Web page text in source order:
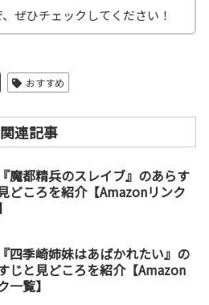
ぜひチェックしてください！
おすすめ
関連記事
魔都精兵のスレイブ』のあらす
どころを紹介【Amazonリンク
四季崎姉妹はあばかれたい』の
じと見どころを紹介【Amazon
一覧】